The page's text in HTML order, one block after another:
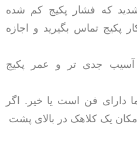
که فشار پکیج کم شده
پکیج تماس بگیرید و اجازه
آسیب جدی تر و عمر پکیج
دارای فن است یا خیر. اگر
یک کلاهک در بالای پشت